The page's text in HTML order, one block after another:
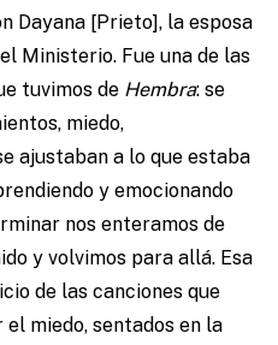
Dayana [Prieto], la esposa
Ministerio. Fue una de las
tuvimos de Hembra: se
miedo,
ajustaban a lo que estaba
y emocionando
nos enteramos de
y volvimos para allá. Esa
de las canciones que
miedo, sentados en la